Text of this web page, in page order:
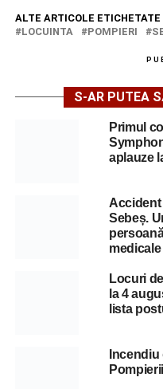
ALTE ARTICOLE ETICHETATE
LOCUINTA
POMPIERI
S-AR PUTEA
Primul
aplauze
Accident
Sebeș.
medicale
Locuri
la 4
lista